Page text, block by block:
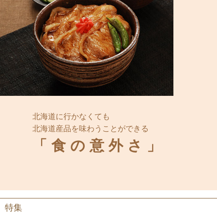
北海道に行かなくても
北海道産品を味わうことができる
「食の意外さ」
特集